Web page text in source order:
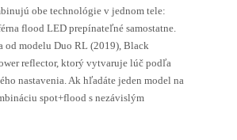
obe technológie v jednom tele:
flood LED prepínateľné samostatne.
od modelu Duo RL (2019), Black
reflector, ktorý vytvaruje lúč podľa
nastavenia. Ak hľadáte jeden model na
spot+flood s nezávislým